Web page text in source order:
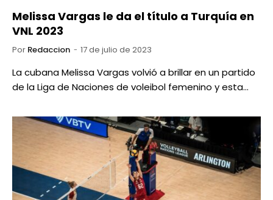
Melissa Vargas le da el título a Turquía en
VNL 2023
Por Redaccion 17 de julio de 2023
La cubana Melissa Vargas volvió a brillar en un partido
de la Liga de Naciones de voleibol femenino y esta…